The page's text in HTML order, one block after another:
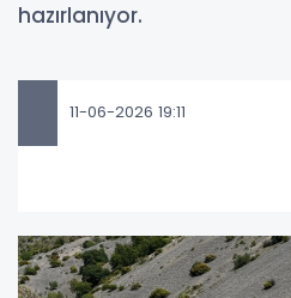
hazırlanıyor.
11-06-2026 19:11